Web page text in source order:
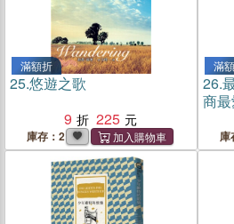
滿額折
25.悠遊之歌
9
225
庫存：2
滿
26.
商最
庫